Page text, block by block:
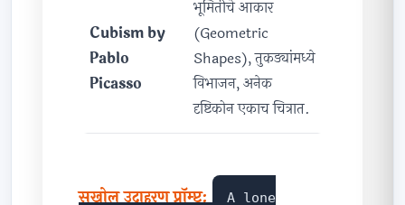
Cubism by
Pablo
Picasso
भूमितीचे आकार
(Geometric
Shapes), तुकड्यांमध्ये
विभाजन, अनेक
दृष्टिकोन एकाच चित्रात.
सखोल उदाहरण प्रॉम्प्ट:
A lone